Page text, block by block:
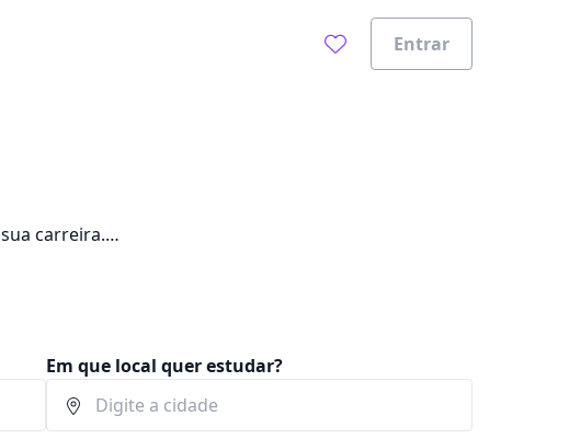
Entrar
carreira.
Em que local quer estudar?